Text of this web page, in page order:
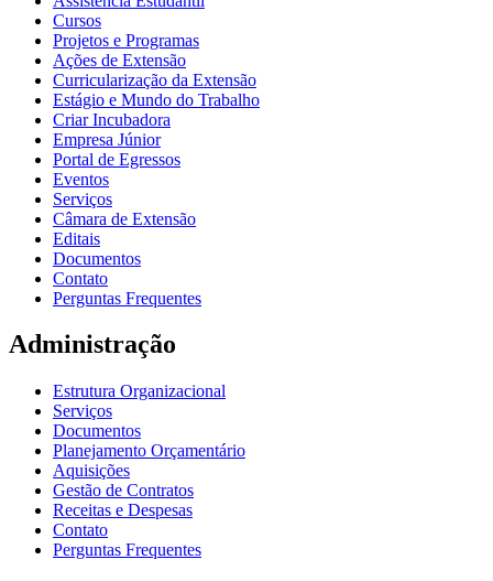
Cursos
Projetos e Programas
Ações de Extensão
Curricularização da Extensão
Estágio e Mundo do Trabalho
Criar Incubadora
Empresa Júnior
Portal de Egressos
Eventos
Serviços
Câmara de Extensão
Editais
Documentos
Contato
Perguntas Frequentes
Administração
Estrutura Organizacional
Serviços
Documentos
Planejamento Orçamentário
Aquisições
Gestão de Contratos
Receitas e Despesas
Contato
Perguntas Frequentes